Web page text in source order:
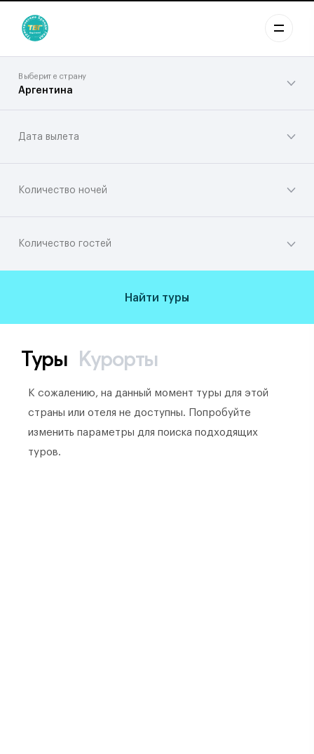
Аргентина
Выберите страну
Дата вылета
Количество ночей
Количество гостей
Найти туры
Туры Курорты
К сожалению, на данный момент туры для этой
страны или отеля не доступны. Попробуйте
изменить параметры для поиска подходящих
туров.